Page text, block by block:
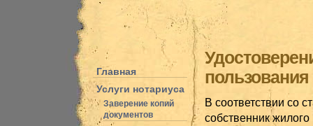
В соответствии со
собственник
Главная
Услуги нотариуса
Заверение копий
документов